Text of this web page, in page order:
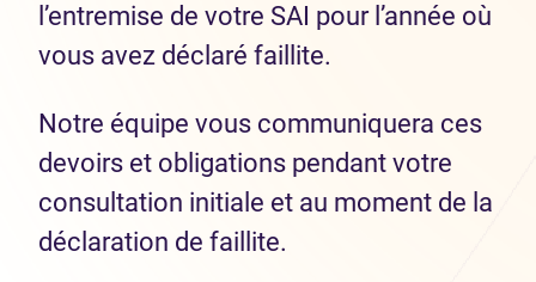
l’entremise de votre SAI pour l’année où
vous avez déclaré faillite.
Notre équipe vous communiquera ces
devoirs et obligations pendant votre
consultation initiale et au moment de la
déclaration de faillite.